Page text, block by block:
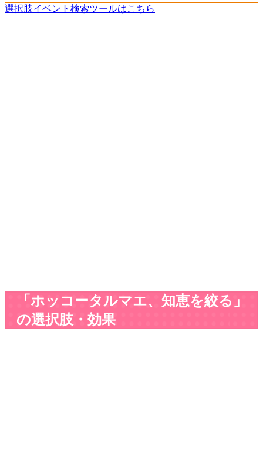
選択肢イベント検索ツールはこちら
「ホッコータルマエ、知恵を絞る」
の選択肢・効果